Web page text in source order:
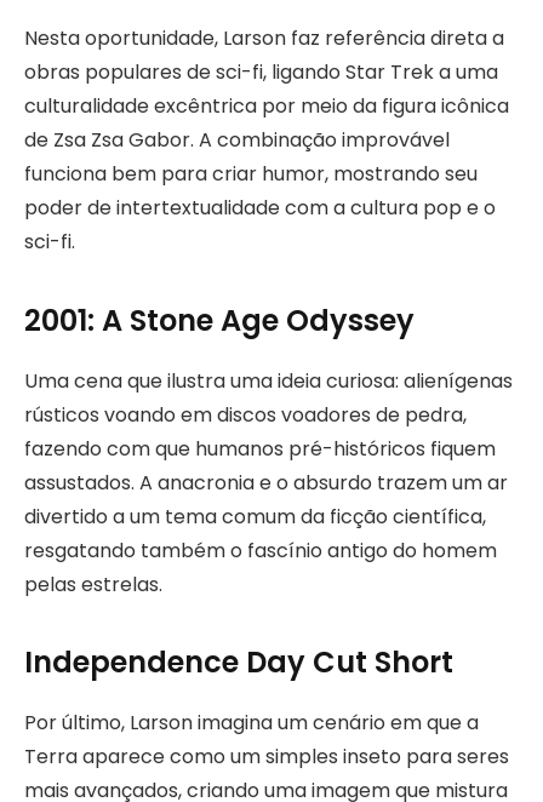
Nesta oportunidade, Larson faz referência direta a
obras populares de sci-fi, ligando Star Trek a uma
culturalidade excêntrica por meio da figura icônica
de Zsa Zsa Gabor. A combinação improvável
funciona bem para criar humor, mostrando seu
poder de intertextualidade com a cultura pop e o
sci-fi.
2001: A Stone Age Odyssey
Uma cena que ilustra uma ideia curiosa: alienígenas
rústicos voando em discos voadores de pedra,
fazendo com que humanos pré-históricos fiquem
assustados. A anacronia e o absurdo trazem um ar
divertido a um tema comum da ficção científica,
resgatando também o fascínio antigo do homem
pelas estrelas.
Independence Day Cut Short
Por último, Larson imagina um cenário em que a
Terra aparece como um simples inseto para seres
mais avançados, criando uma imagem que mistura